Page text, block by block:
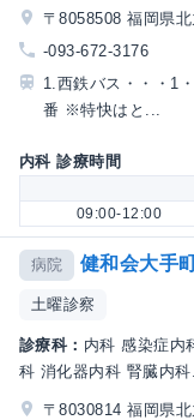
〒8058508 福岡県
-093-672-3176
1.西鉄バス・・・1
番 ※特快はと...
内科 診療時間
09:00-12:00
病院 健和会大手
土曜診察
診療科： 内科 感染症内
科 消化器内科 腎臓内科
〒8030814 福岡県